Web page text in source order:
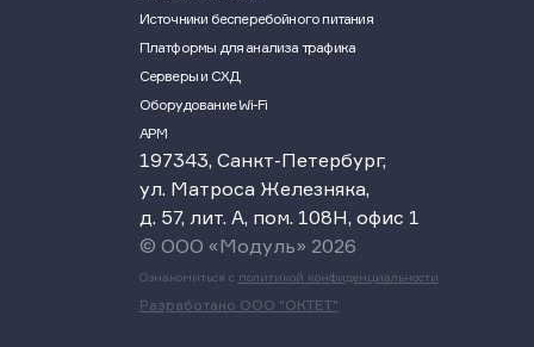
Источники бесперебойного питания
Платформы для анализа трафика
Серверы и СХД
Оборудование Wi-Fi
АРМ
197343, Санкт-Петербург,
ул. Матроса Железняка,
д. 57, лит. А, пом. 108Н, офис 1
© ООО «Модуль» 2026
Ознакомиться с политикой конфиденциальности
Разработано ООО "ОКТЕТ"